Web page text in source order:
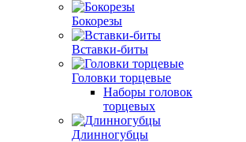
Бокорезы
Вставки-биты
Головки торцевые
Наборы головок
торцевых
Длинногубцы